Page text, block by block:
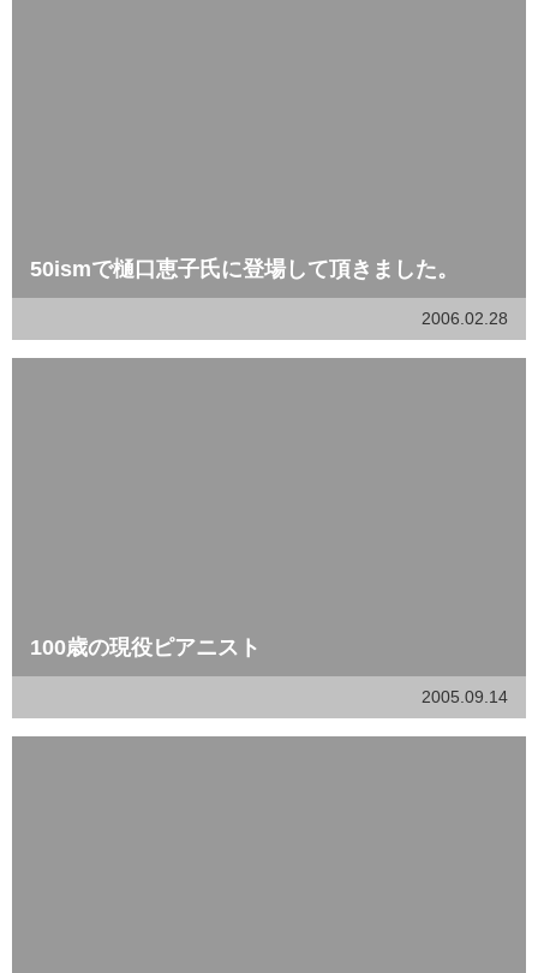
50ismで樋口恵子氏に登場して頂きました。
2006.02.28
100歳の現役ピアニスト
2005.09.14